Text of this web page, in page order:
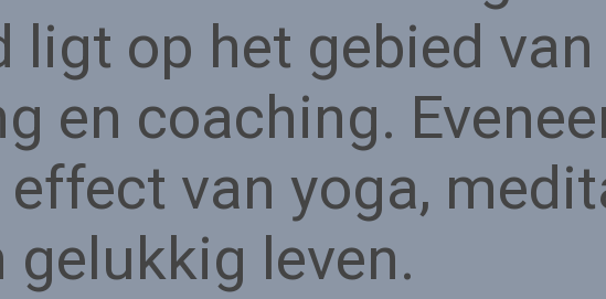
ligt op het gebied
en coaching.
van yoga,
gelukkig leven.